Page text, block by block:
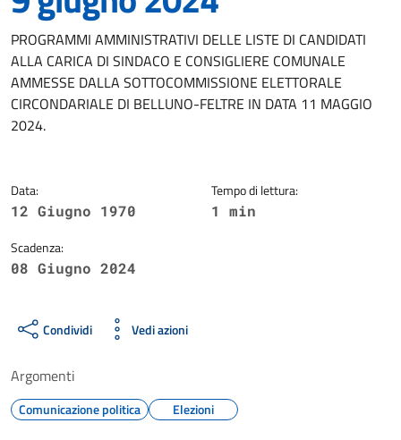
Dettagli della notizia
PROGRAMMI AMMINISTRATIVI DELLE LISTE DI CANDIDATI
ALLA CARICA DI SINDACO E CONSIGLIERE COMUNALE
AMMESSE DALLA SOTTOCOMMISSIONE ELETTORALE
CIRCONDARIALE DI BELLUNO-FELTRE IN DATA 11 MAGGIO
2024.
Data:
12 Giugno 1970
Scadenza:
08 Giugno 2024
Tempo di lettura:
1 min
Condividi Vedi azioni
Argomenti
Comunicazione politica Elezioni